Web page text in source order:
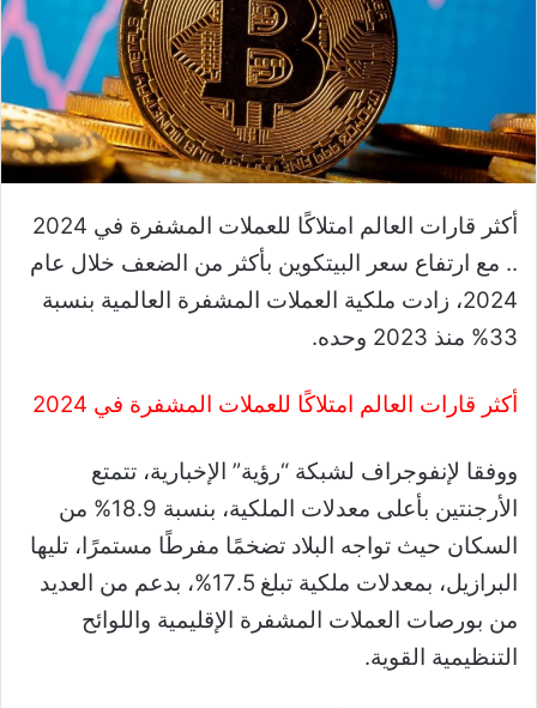
أكثر قارات العالم امتلاكًا للعملات المشفرة في 2024
.. مع ارتفاع سعر البيتكوين بأكثر من الضعف خلال عام
2024، زادت ملكية العملات المشفرة العالمية بنسبة
33% منذ 2023 وحده.
أكثر قارات العالم امتلاكًا للعملات المشفرة في 2024
ووفقا لإنفوجراف لشبكة “رؤية” الإخبارية، تتمتع
الأرجنتين بأعلى معدلات الملكية، بنسبة 18.9% من
السكان حيث تواجه البلاد تضخمًا مفرطًا مستمرًا، تليها
البرازيل، بمعدلات ملكية تبلغ 17.5%، بدعم من العديد
من بورصات العملات المشفرة الإقليمية واللوائح
التنظيمية القوية.